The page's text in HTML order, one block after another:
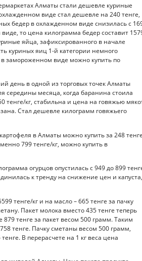
Алматы стали дешевле куриные
виде стал дешевле на 240 тенге,
бедер в охлажденном виде снизилась с
то цена килограмма бедер составит
яйца, зафиксированного в начале
куриных яиц 1-й категории немного
в замороженном виде можно купить по
день в одной из торговых точек Алматы
середины месяца, когда баранина стоила
тенге/кг, стабильна и цена на говяжью
Стал дешевле килограмм говяжьего
в Алматы можно купить за 248
799 тенге/кг, можно купить в
огурцов опустилась с 949 до 899
к тренду на снижение цен и капуста,
тенге/кг и на масло – 665 тенге за пачку
Пакет молока вместо 435 тенге теперь
879 тенге за пакет весом 500 грамм. Таким
тенге. Пачку сметаны весом 500 грамм,
В перерасчете на 1 кг веса цена